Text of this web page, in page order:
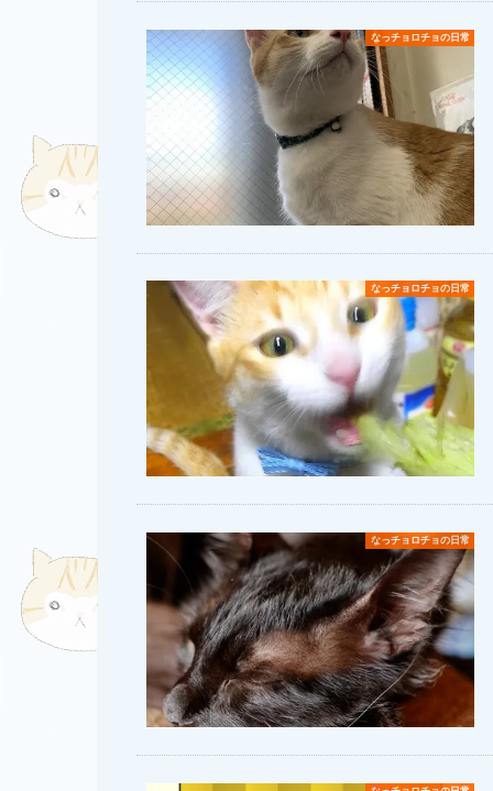
なっチョロチョの日常
なっチョロチョの日常
なっチョロチョの日常